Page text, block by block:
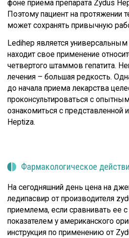
фоне приема препарата Zydus
Поэтому пациент на протяжении
может сохранять привычную
Ledihep является
находит свое применение
четвертого штаммов гепатита.
лечения – большая редкость.
до начала приема лекарства
проконсультироваться с
ознакомиться с представленной
Heptiza.
Фармакологическое
На сегодняшний день цена на
ледипасвир от производителя
приемлема, если сравнивать ее
показателем у американского
инструкция по применению от